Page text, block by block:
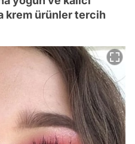
krem ürünler tercih